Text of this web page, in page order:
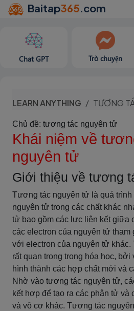
Baitap365.com
Chat GPT Trò chuyện
LEARN ANYTHING TƯƠNG
Chủ đề: tương tác nguyên tử
Khái niệm về
nguyên tử
Giới thiệu về tương
Tương tác nguyên tử là quá
nguyên tử trong các chất khác
tử bao gồm các lực liên kết giữa
các electron của nguyên tử tham
với electron của nguyên tử
rất quan trọng trong hóa học,
hình thành các hợp chất mới và
Nhờ vào tương tác nguyên tử,
kết hợp để tạo ra các phân tử và
và vô cơ khác. Tương tác